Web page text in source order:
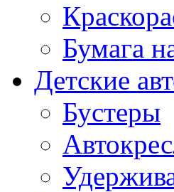
Бумага
Детские
Бустеры